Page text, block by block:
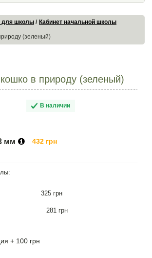
для школы Кабинет начальной школы
(зеленый)
в природу (зеленый)
В наличии
мм 432 грн
325 грн
281 грн
+ 100 грн